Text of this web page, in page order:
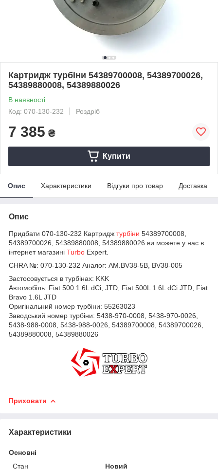
Картридж турбіни 54389700008, 54389700026,
54389880008, 54389880026
В наявності
Код: 070-130-232
Роздріб
7 385 ₴
Купити
Опис Характеристики Відгуки про товар Доставка
Опис
Придбати 070-130-232 Картридж турбіни 54389700008,
54389700026, 54389880008, 54389880026 ви можете у нас в
інтернет магазині Turbo Expert.
CHRA №: 070-130-232 Аналог: AM.BV38-5B, BV38-005
Застосовується в турбінах: KKK
Автомобіль: Fiat 500 1.6L dCi, JTD, Fiat 500L 1.6L dCi JTD, Fiat
Bravo 1.6L JTD
Оригінальний номер турбіни: 55263023
Заводський номер турбіни: 5438-970-0008, 5438-970-0026,
5438-988-0008, 5438-988-0026, 54389700008, 54389700026,
54389880008, 54389880026
Приховати
Характеристики
Основні
Стан
Новий